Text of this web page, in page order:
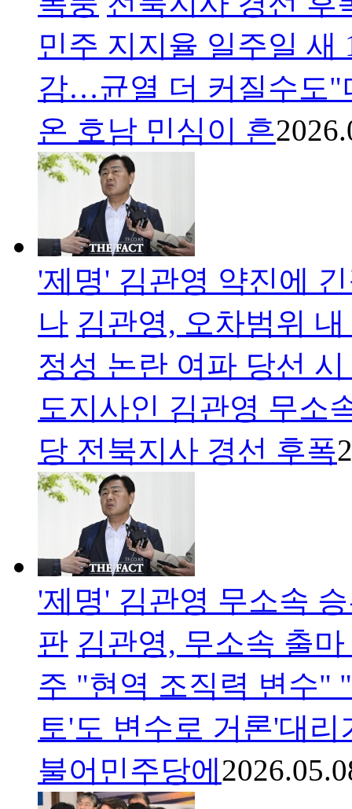
민주 지지율 일주일 새
감…균열 더 커질수도"
온 호남 민심이 흔
'제명' 김관영 약진에
나 김관영, 오차범위
정성 논란 여파 당선
도지사인 김관영 무소
당 전북지사 경선 후폭
'제명' 김관영 무소속
판 김관영, 무소속 출
주 "현역 조직력 변수"
토'도 변수로 거론'대
불어민주당에